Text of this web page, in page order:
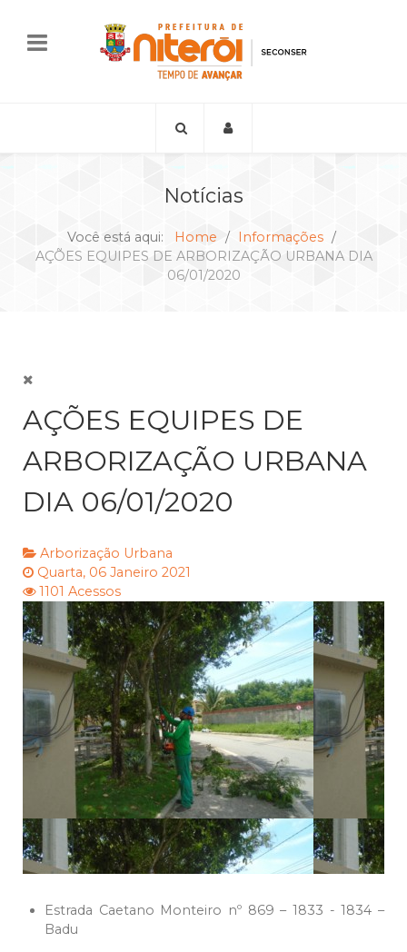
Notícias
Você está aqui: Home
Informações
AÇÕES EQUIPES DE ARBORIZAÇÃO URBANA DIA
06/01/2020
AÇÕES EQUIPES DE
ARBORIZAÇÃO URBANA
DIA 06/01/2020
Arborização Urbana
Quarta, 06 Janeiro 2021
1101 Acessos
Estrada Caetano Monteiro nº 869 – 1833 - 1834 –
Badu